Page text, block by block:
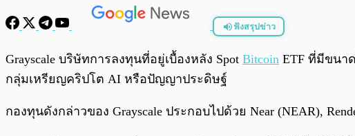
ฟังสรุปข่าว
พร้อมเล่น
Grayscale บริษัทการลงทุนที่อยู่เบื้องหลัง Spot Bitcoin ETF ที่มีขนา
กลุ่มเหรียญคริปโต AI หรือปัญญาประดิษฐ์
กองทุนดังกล่าวของ Grayscale ประกอบไปด้วย Near (NEAR),